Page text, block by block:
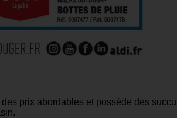
prix abordables et possède des